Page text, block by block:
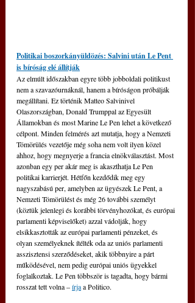
Politikai boszorkányüldözés: Salvini után Le Pent
is bíróság elé állítják
Az elmúlt időszakban egyre több jobboldali politikust
nem a szavazóurnáknál, hanem a bíróságon próbálják
megállítani. Ez történik Matteo Salvinivel
Olaszországban, Donald Trumppal az Egyesült
Államokban és most Marine Le Pen lehet a következő
célpont. Minden felmérés azt mutatja, hogy a Nemzeti
Tömörülés vezetője még soha nem volt ilyen közel
ahhoz, hogy megnyerje a francia elnökválasztást. Most
azonban egy per akár meg is akaszthatja Le Pen
politikai karrierjét. Hétfőn kezdődik meg egy
nagyszabású per, amelyben az ügyészek Le Pent, a
Nemzeti Tömörülést és még 26 további személyt
(köztük jelenlegi és korábbi törvényhozókat, és európai
parlamenti képviselőket) azzal vádolják, hogy
elsikkasztották az európai parlamenti pénzeket, és
olyan személyeknek ítélték oda az uniós parlamenti
asszisztensi szerződéseket, akik többnyire a párt
működésével, nem pedig európai uniós ügyekkel
foglalkoztak. Le Pen többször is tagadta, hogy bármi
rosszat tett volna – írja a Politico.